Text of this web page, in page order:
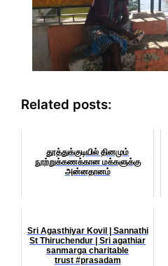
Related posts:
தூத்துக்குடியில் தினமும்
நூற்றுக்கணக்கான மக்களுக்கு
அன்னதானம்
Sri Agasthiyar Kovil | Sannathi
St Thiruchendur | Sri agathiar
sanmarga charitable
trust #prasadam